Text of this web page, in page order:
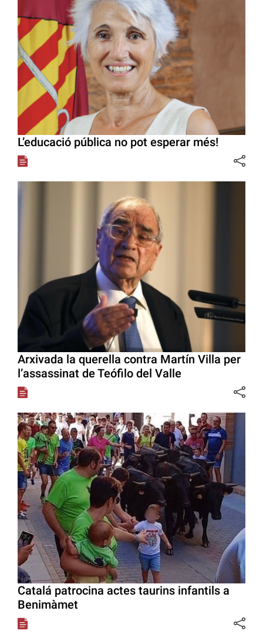
L’educació pública no pot esperar més!
Arxivada la querella contra Martín Villa per
l’assassinat de Teófilo del Valle
Catalá patrocina actes taurins infantils a
Benimàmet